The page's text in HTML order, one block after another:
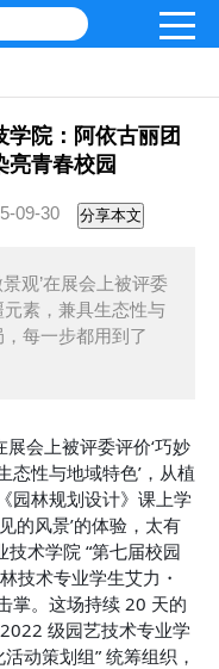
院：阿依古丽团
亮青春校园
09-30 分享本文
观’在展会上被评委
元素，兼具生态性与
每一步都用到了
展会上被评委评价‘巧妙
态性与地域特色’，从植
园林规划设计》课上学
的风景’的体验，太有
术学院 “第七届校园
技术专业学生艾力・
掌。这场持续 20 天的
级园艺技术专业学
动策划组” 统筹组织，